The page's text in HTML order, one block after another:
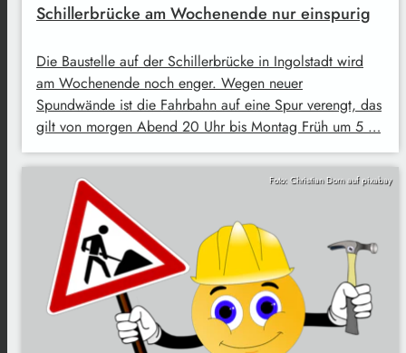
Schillerbrücke am Wochenende nur einspurig
Die Baustelle auf der Schillerbrücke in Ingolstadt wird
am Wochenende noch enger. Wegen neuer
Spundwände ist die Fahrbahn auf eine Spur verengt, das
gilt von morgen Abend 20 Uhr bis Montag Früh um 5 …
Foto: Christian Dorn auf pixabay